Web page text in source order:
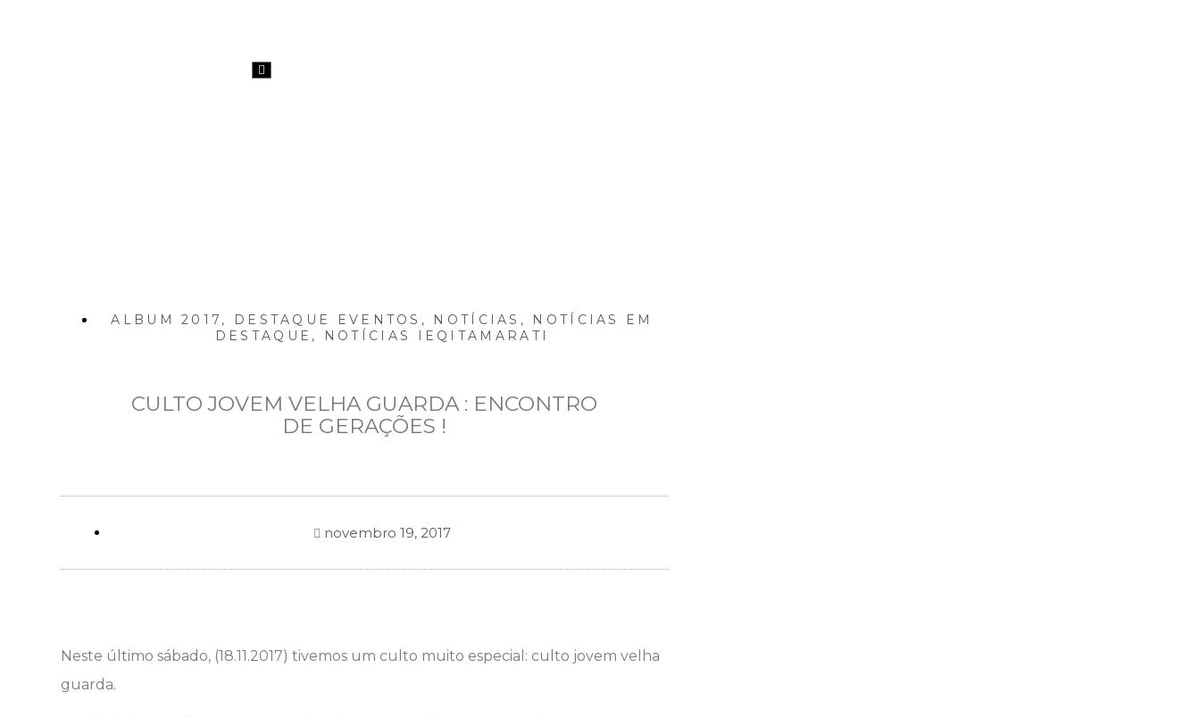
Menu
de
ALBUM 2017 , DESTAQUE EVENTOS , NOTÍCIAS , NOTÍCIAS EM
DESTAQUE , NOTÍCIAS IEQITAMARATI
CULTO JOVEM VELHA GUARDA : ENCONTRO
DE GERAÇÕES !
novembro 19, 2017
Neste último sábado, (18.11.2017) tivemos um culto muito especial: culto jovem velha
guarda.